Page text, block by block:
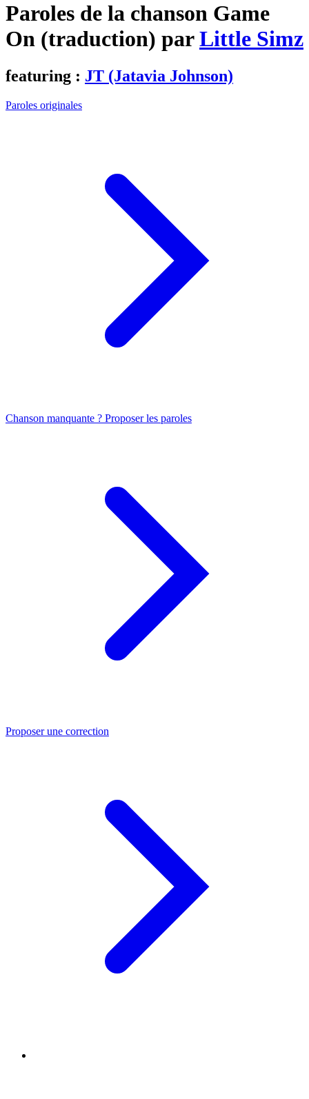
Paroles de la chanson Game
On (traduction) parLittle Simz
featuring : JT (Jatavia Johnson)
Paroles originales
Chanson manquante ? Proposer les paroles
Proposer une correction